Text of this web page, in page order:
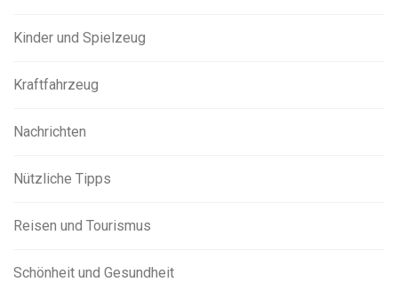
Kinder und Spielzeug
Kraftfahrzeug
Nachrichten
Nützliche Tipps
Reisen und Tourismus
Schönheit und Gesundheit